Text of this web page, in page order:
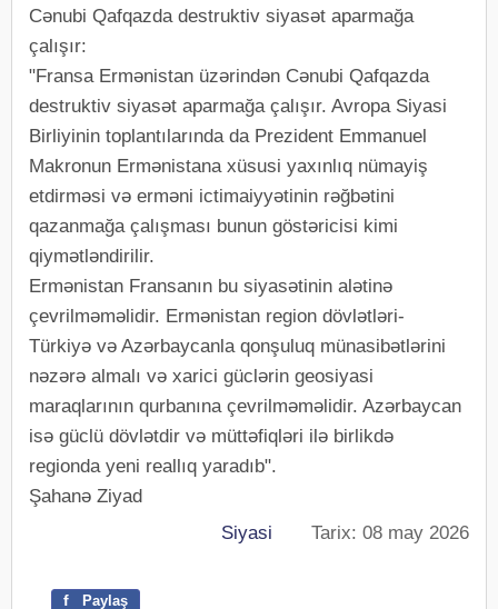
Cənubi Qafqazda destruktiv siyasət aparmağa
çalışır:
"Fransa Ermənistan üzərindən Cənubi Qafqazda
destruktiv siyasət aparmağa çalışır. Avropa Siyasi
Birliyinin toplantılarında da Prezident Emmanuel
Makronun Ermənistana xüsusi yaxınlıq nümayiş
etdirməsi və erməni ictimaiyyətinin rəğbətini
qazanmağa çalışması bunun göstəricisi kimi
qiymətləndirilir.
Ermənistan Fransanın bu siyasətinin alətinə
çevrilməməlidir. Ermənistan region dövlətləri-
Türkiyə və Azərbaycanla qonşuluq münasibətlərini
nəzərə almalı və xarici güclərin geosiyasi
maraqlarının qurbanına çevrilməməlidir. Azərbaycan
isə güclü dövlətdir və müttəfiqləri ilə birlikdə
regionda yeni reallıq yaradıb".
Şahanə Ziyad
Siyasi Tarix: 08 may 2026
f Paylaş